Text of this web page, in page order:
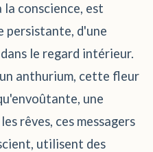
conscience, est
persistante, d'une
le regard intérieur.
anthurium, cette fleur
une
rêves, ces messagers
utilisent des